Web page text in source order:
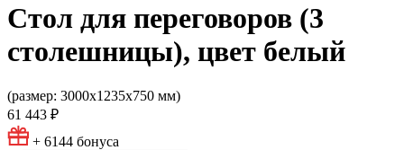
Стол для переговоров (3
столешницы), цвет белый
(размер: 3000х1235х750 мм)
61 443 ₽
+ 6144 бонуса